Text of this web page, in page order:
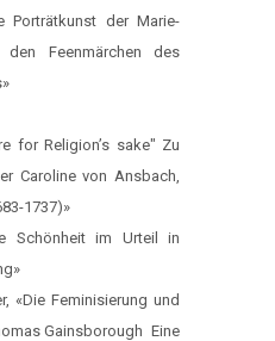
Porträtkunst der Marie-
den Feenmärchen des
for Religion’s sake"­ Zu
Caroline von Ansbach,
1737)»
Schönheit im Urteil in
«Die Feminisierung und
Gainsborough ­ Eine